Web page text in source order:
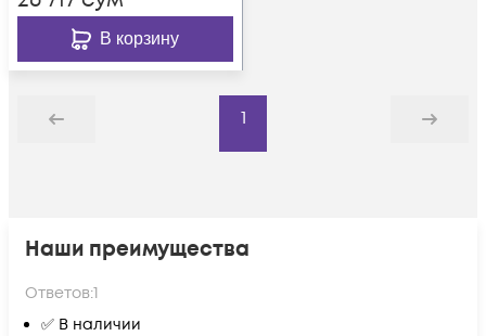
В корзину
Назад
1
Дальше
Наши преимущества
Ответов:1
✅ В наличии